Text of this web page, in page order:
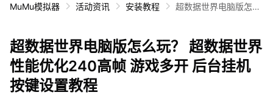
MuMu模拟器 活动资讯 安装教程
超数据世界电脑版怎么
后台挂机 按键设置教程
超数据世界电脑版怎么玩？ 超数据世界
性能优化240高帧 游戏多开 后台挂机
按键设置教程